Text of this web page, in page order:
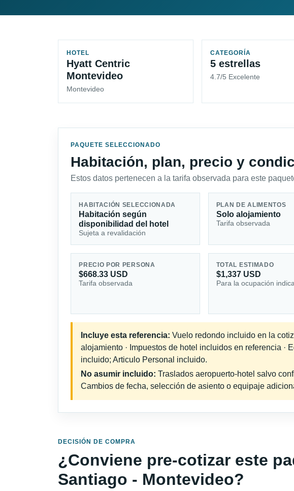
HOTEL
Hyatt Centric
Montevideo
Montevideo
CATEGORÍA
5 estrellas
4.7/5 Excelente
PAQUETE SELECCIONADO
Habitación, plan, precio y
Estos datos pertenecen a la tarifa observada para este
HABITACIÓN SELECCIONADA
Habitación según
disponibilidad del hotel
Sujeta a revalidación
PLAN DE ALIMENTOS
Solo alojamiento
Tarifa observada
PRECIO POR PERSONA
$668.33 USD
Tarifa observada
TOTAL ESTIMADO
$1,337 USD
Para la ocupación
Incluye esta referencia: Vuelo redondo incluido en la
alojamiento · Impuestos de hotel incluidos en referencia
incluido; Articulo Personal incluido.
No asumir incluido: Traslados aeropuerto-hotel salvo
Cambios de fecha, selección de asiento o equipaje
DECISIÓN DE COMPRA
¿Conviene pre-cotizar este
Santiago - Montevideo?